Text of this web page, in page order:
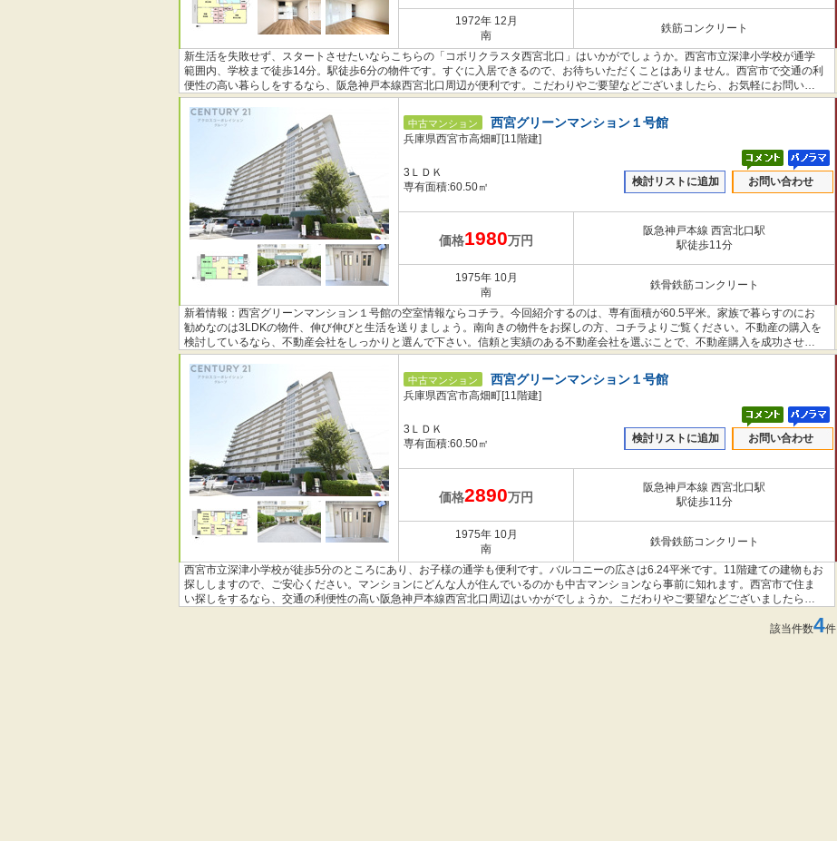
1972年 12月
南
鉄筋コンクリート
新生活を失敗せず、スタートさせたいならこちらの「コボリクラスタ西宮北口」はいかがでしょうか。西宮市立深津小学校が通学
範囲内、学校まで徒歩14分。駅徒歩6分の物件です。すぐに入居できるので、お待ちいただくことはありません。西宮市で交通の利
便性の高い暮らしをするなら、阪急神戸本線西宮北口周辺が便利です。こだわりやご要望などございましたら、お気軽にお問い合
わせください。
中古マンション 西宮グリーンマンション１号館
兵庫県西宮市高畑町[11階建]
3ＬＤＫ
専有面積:60.50㎡
検討リストに追加 お問い合わせ
価格1980万円
阪急神戸本線 西宮北口駅
駅徒歩11分
1975年 10月
南
鉄骨鉄筋コンクリート
新着情報：西宮グリーンマンション１号館の空室情報ならコチラ。今回紹介するのは、専有面積が60.5平米。家族で暮らすのにお
勧めなのは3LDKの物件、伸び伸びと生活を送りましょう。南向きの物件をお探しの方、コチラよりご覧ください。不動産の購入を
検討しているなら、不動産会社をしっかりと選んで下さい。信頼と実績のある不動産会社を選ぶことで、不動産購入を成功させる
ことに繋がります。
中古マンション 西宮グリーンマンション１号館
兵庫県西宮市高畑町[11階建]
3ＬＤＫ
専有面積:60.50㎡
検討リストに追加 お問い合わせ
価格2890万円
阪急神戸本線 西宮北口駅
駅徒歩11分
1975年 10月
南
鉄骨鉄筋コンクリート
西宮市立深津小学校が徒歩5分のところにあり、お子様の通学も便利です。バルコニーの広さは6.24平米です。11階建ての建物もお
探ししますので、ご安心ください。マンションにどんな人が住んでいるのかも中古マンションなら事前に知れます。西宮市で住ま
い探しをするなら、交通の利便性の高い阪急神戸本線西宮北口周辺はいかがでしょうか。こだわりやご要望などございましたら、
該当件数4件